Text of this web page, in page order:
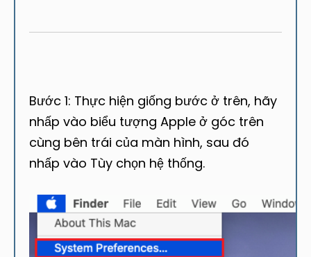
Bước 1: Thực hiện giống bước ở trên, hãy
nhấp vào biểu tượng Apple ở góc trên
cùng bên trái của màn hình, sau đó
nhấp vào Tùy chọn hệ thống.